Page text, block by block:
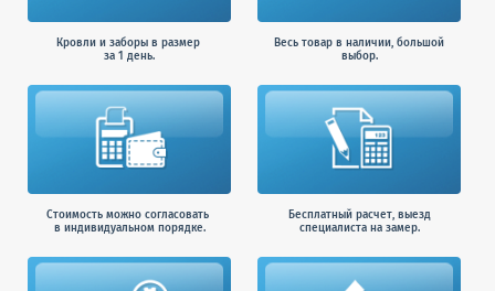
Кровли и заборы в размер
за 1 день.
Весь товар в наличии, большой
выбор.
Стоимость можно согласовать
в индивидуальном порядке.
Бесплатный расчет, выезд
специалиста на замер.